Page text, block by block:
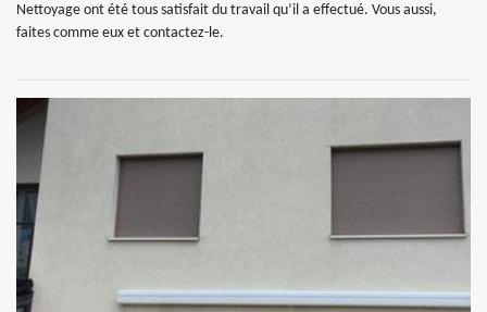
Nettoyage ont été tous satisfait du travail qu’il a effectué. Vous aussi,
faites comme eux et contactez-le.